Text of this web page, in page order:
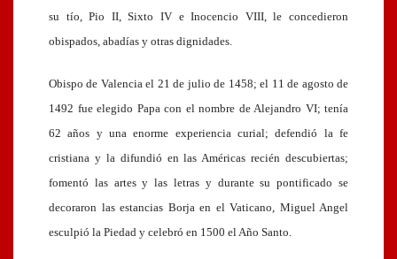
su tío, Pio II, Sixto IV e Inocencio VIII, le concedieron
obispados, abadías y otras dignidades.
Obispo de Valencia el 21 de julio de 1458; el 11 de agosto de
1492 fue elegido Papa con el nombre de Alejandro VI; tenía
62 años y una enorme experiencia curial; defendió la fe
cristiana y la difundió en las Américas recién descubiertas;
fomentó las artes y las letras y durante su pontificado se
decoraron las estancias Borja en el Vaticano, Miguel Angel
esculpió la Piedad y celebró en 1500 el Año Santo.